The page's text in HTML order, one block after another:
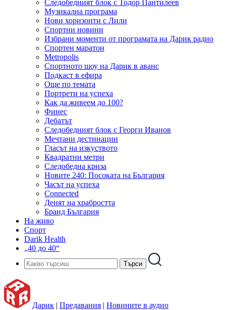
Следобедният блок с Тодор Пантилеев
Музикална програма
Нови хоризонти с Лили
Спортни новини
Избрани моменти от програмата на Дарик радио
Спортен маратон
Metropolis
Спортното шоу на Дарик в аванс
Подкаст в ефира
Още по темата
Портрети на успеха
Как да живеем до 100?
Финес
Дебатът
Следобедният блок с Георги Иванов
Мечтани дестинации
Гласът на изкуството
Квадратни метри
Следобедна криза
Новите 240: Посоката на България
Часът на успеха
Connected
Денят на храбростта
Бранд България
На живо
Спорт
Darik Health
„40 до 40“
Дарик | Предавания | Новините в аудио